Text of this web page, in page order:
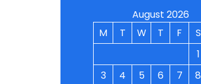
August 2026
M
T W T F S
1
3
4 5 6 7 8